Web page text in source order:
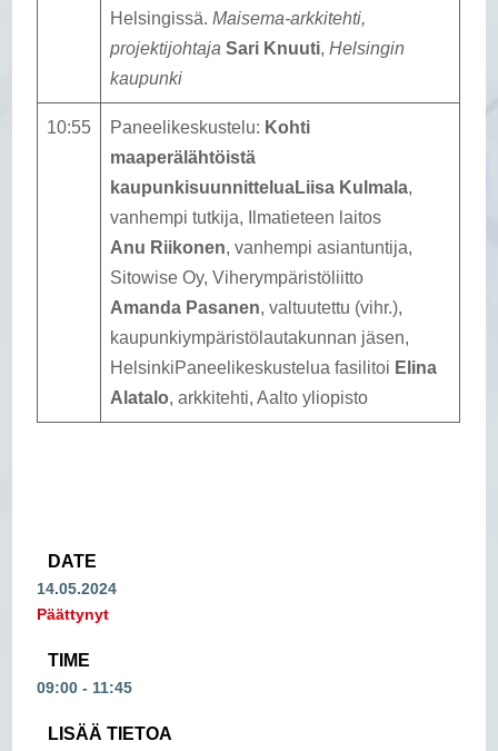
Helsingissä.Maisema-arkkitehti,
projektijohtaja Sari Knuuti,Helsingin
kaupunki
10:55 Paneelikeskustelu: Kohti
maaperälähtöistä
kaupunkisuunnitteluaLiisa Kulmala,
vanhempi tutkija, Ilmatieteen laitos
Anu Riikonen, vanhempi asiantuntija,
Sitowise Oy, Viherympäristöliitto
Amanda Pasanen, valtuutettu (vihr.),
kaupunkiympäristölautakunnan jäsen,
HelsinkiPaneelikeskustelua fasilitoi Elina
Alatalo, arkkitehti, Aalto yliopisto
DATE
14.05.2024
Päättynyt
TIME
09:00 - 11:45
LISÄÄ TIETOA